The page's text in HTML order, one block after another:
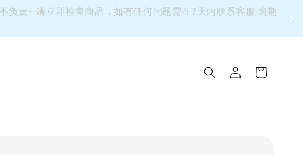
责~ 请立即检查商品，如有任何问题需在7天内联系客服 逾期